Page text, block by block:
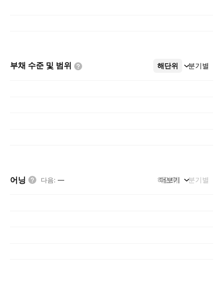
부채 수준 및 범위 해단위 분기별
더보기
어닝 다음: — 해단위 분기별
더보기